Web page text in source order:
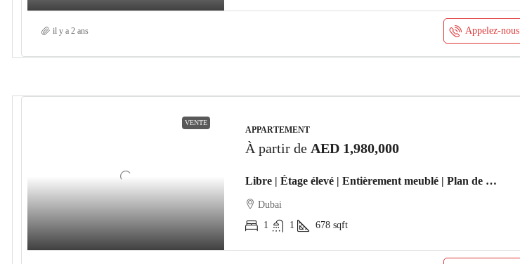
il y a 2 ans Appelez-nous
VENTE
APPARTEMENT
À partir de AED 1,980,000
Libre | Étage élevé | Entièrement meublé | Plan de paiement après remise Appartement Dubai
Dubai
1
1 678 sqft